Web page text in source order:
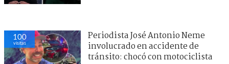
100
visitas
Periodista José Antonio Neme
involucrado en accidente de
tránsito: chocó con motociclista